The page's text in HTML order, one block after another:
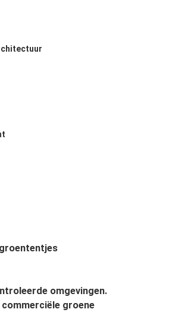
omgevingen.
groene